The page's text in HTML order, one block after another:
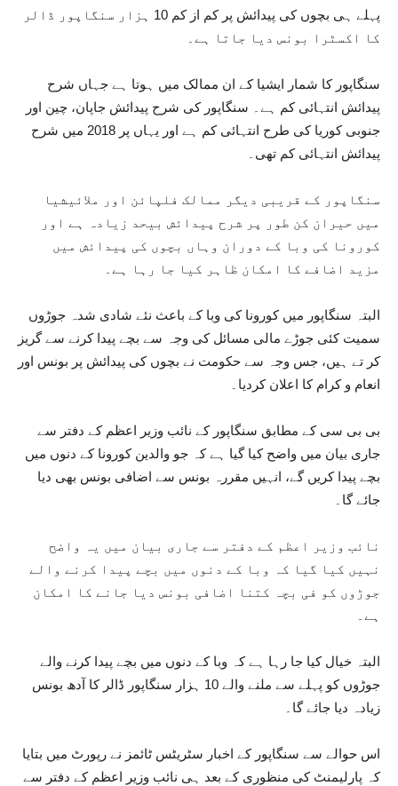
پہلے ہی بچوں کی پیدائش پر کم از کم 10 ہزار سنگاپور ڈالر
کا اکسٹرا بونس دیا جاتا ہے۔
سنگاپور کا شمار ایشیا کے ان ممالک میں ہوتا ہے جہاں شرح
پیدائش انتہائی کم ہے۔ سنگاپور کی شرح پیدائش جاپان، چین اور
جنوبی کوریا کی طرح انتہائی کم ہے اور یہاں پر 2018 میں شرح
پیدائش انتہائی کم تھی۔
سنگاپور کے قریبی دیگر ممالک فلپائن اور ملائیشیا
میں حیران کن طور پر شرح پیدائش بیحد زیادہ ہے اور
کورونا کی وبا کے دوران وہاں بچوں کی پیدائش میں
مزید اضافے کا امکان ظاہر کیا جا رہا ہے۔
البتہ سنگاپور میں کورونا کی وبا کے باعث نئے شادی شدہ جوڑوں
سمیت کئی جوڑے مالی مسائل کی وجہ سے بچے پیدا کرنے سے گریز
کر تے ہیں، جس وجہ سے حکومت نے بچوں کی پیدائش پر بونس اور
انعام و کرام کا اعلان کردیا۔
بی بی سی کے مطابق سنگاپور کے نائب وزیر اعظم کے دفتر سے
جاری بیان میں واضح کیا گیا ہے کہ جو والدین کورونا کے دنوں میں
بچے پیدا کریں گے، انہیں مقررہ بونس سے اضافی بونس بھی دیا
جائے گا۔
نائب وزیر اعظم کے دفتر سے جاری بیان میں یہ واضح
نہیں کیا گیا کہ وبا کے دنوں میں بچے پیدا کرنے والے
جوڑوں کو فی بچہ کتنا اضافی بونس دیا جانے کا امکان
ہے۔
البتہ خیال کیا جا رہا ہے کہ وبا کے دنوں میں بچے پیدا کرنے والے
جوڑوں کو پہلے سے ملنے والے 10 ہزار سنگاپور ڈالر کا آدھ بونس
زیادہ دیا جائے گا۔
اس حوالے سے سنگاپور کے اخبار سٹریٹس ٹائمز نے رپورٹ میں بتایا
کہ پارلیمنٹ کی منظوری کے بعد ہی نائب وزیر اعظم کے دفتر سے